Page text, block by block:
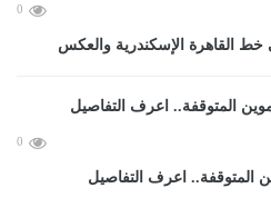
0
القاهرة الإسكندرية والعكس
0
المتوقفة.. اعرف التفاصيل